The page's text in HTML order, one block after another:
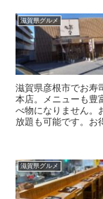
滋賀県グルメ
滋賀県彦根市でお寿
本店。メニューも豊
べ物になりません。
放題も可能です。お
滋賀県グルメ